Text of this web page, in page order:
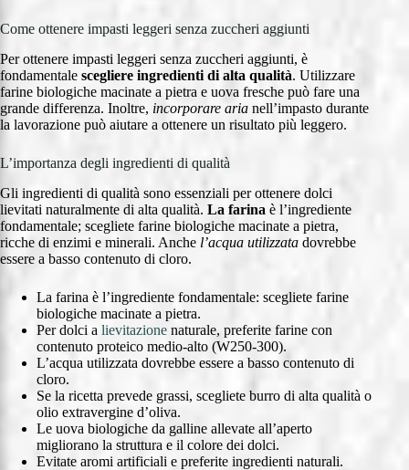
Come ottenere impasti leggeri senza zuccheri aggiunti
Per ottenere impasti leggeri senza zuccheri aggiunti, è
fondamentale scegliere ingredienti di alta qualità. Utilizzare
farine biologiche macinate a pietra e uova fresche può fare una
grande differenza. Inoltre, incorporare aria nell’impasto durante
la lavorazione può aiutare a ottenere un risultato più leggero.
L’importanza degli ingredienti di qualità
Gli ingredienti di qualità sono essenziali per ottenere dolci
lievitati naturalmente di alta qualità. La farina è l’ingrediente
fondamentale; scegliete farine biologiche macinate a pietra,
ricche di enzimi e minerali. Anche l’acqua utilizzata dovrebbe
essere a basso contenuto di cloro.
La farina è l’ingrediente fondamentale: scegliete farine
biologiche macinate a pietra.
Per dolci a lievitazione naturale, preferite farine con
contenuto proteico medio-alto (W250-300).
L’acqua utilizzata dovrebbe essere a basso contenuto di
cloro.
Se la ricetta prevede grassi, scegliete burro di alta qualità o
olio extravergine d’oliva.
Le uova biologiche da galline allevate all’aperto
migliorano la struttura e il colore dei dolci.
Evitate aromi artificiali e preferite ingredienti naturali.